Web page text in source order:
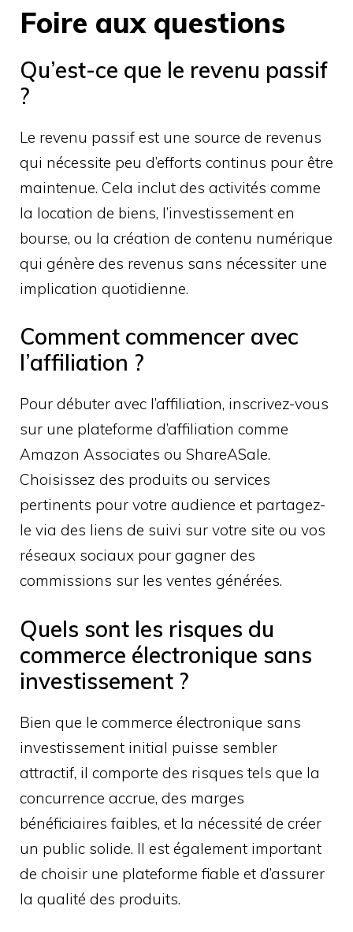
Foire aux questions
Qu’est-ce que le revenu passif
?
Le revenu passif est une source de revenus
qui nécessite peu d’efforts continus pour être
maintenue. Cela inclut des activités comme
la location de biens, l’investissement en
bourse, ou la création de contenu numérique
qui génère des revenus sans nécessiter une
implication quotidienne.
Comment commencer avec
l’affiliation ?
Pour débuter avec l’affiliation, inscrivez-vous
sur une plateforme d’affiliation comme
Amazon Associates ou ShareASale.
Choisissez des produits ou services
pertinents pour votre audience et partagez-
le via des liens de suivi sur votre site ou vos
réseaux sociaux pour gagner des
commissions sur les ventes générées.
Quels sont les risques du
commerce électronique sans
investissement ?
Bien que le commerce électronique sans
investissement initial puisse sembler
attractif, il comporte des risques tels que la
concurrence accrue, des marges
bénéficiaires faibles, et la nécessité de créer
un public solide. Il est également important
de choisir une plateforme fiable et d’assurer
la qualité des produits.